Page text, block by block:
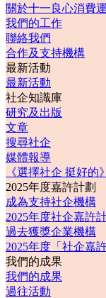
關於十一良心消費
我們的工作
聯絡我們
合作及支持機構
最新活動
最新活動
社企知識庫
研究及出版
文章
搜尋社企
媒體報導
《選擇社企 挺好的
2025年度嘉許計劃
成為支持社企機構
2025年度社企嘉許
過去獲獎企業機構
2025年度「社企嘉
我們的成果
我們的成果
過往活動